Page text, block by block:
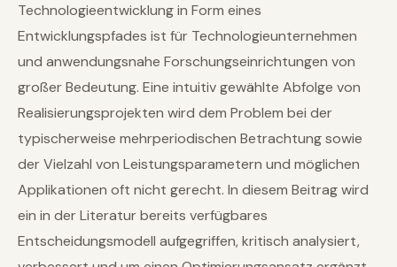
Technologieentwicklung in Form eines
Entwicklungspfades ist für Technologieunternehmen
und anwendungsnahe Forschungseinrichtungen von
großer Bedeutung. Eine intuitiv gewählte Abfolge von
Realisierungsprojekten wird dem Problem bei der
typischerweise mehrperiodischen Betrachtung sowie
der Vielzahl von Leistungsparametern und möglichen
Applikationen oft nicht gerecht. In diesem Beitrag wird
ein in der Literatur bereits verfügbares
Entscheidungsmodell aufgegriffen, kritisch analysiert,